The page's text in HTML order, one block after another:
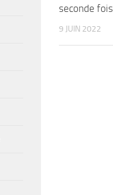
seconde fois
9 JUIN 2022